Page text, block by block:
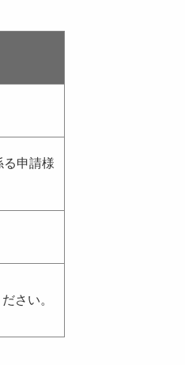
る申請様
さい。